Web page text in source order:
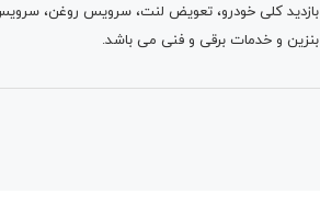
بازدید کلی خودرو، تعویض لنت، سرویس روغن،
بنزین و خدمات برقی و فنی می باشد.